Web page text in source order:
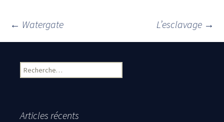
Navigation des articles
← Watergate L’esclavage →
Rechercher :
Articles récents